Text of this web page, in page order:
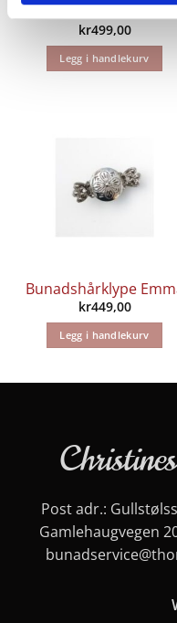
Thea
kr499,00
Legg i handlekurv
Bunadshårklype
kr449,00
Legg i handlekurv
Post adr.:
Gamlehaugvegen